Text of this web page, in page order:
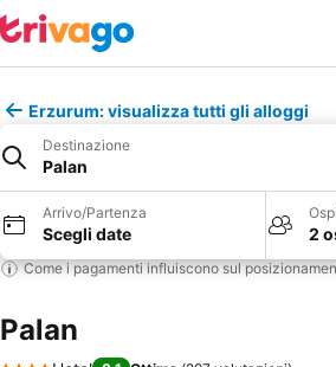
Erzurum: visualizza tutti gli alloggi
Destinazione
Palan
Arrivo/Partenza
Scegli date 2
Come i pagamenti influiscono sul
Palan